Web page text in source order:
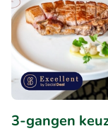
3-gangen